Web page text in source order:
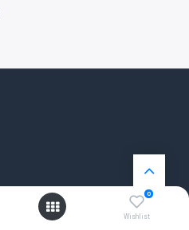
0
Wishlist